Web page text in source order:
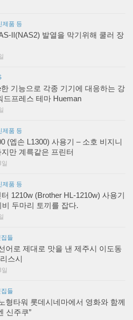
제품 등
II(NAS2) 발열을 막기위해 쿨러 장
기능으로 각종 기기에 대응하는 강
드프레스 테마 Hueman
제품 등
(엡손 L1300) 사용기 – 소호 비지니
만 계륵같은 프린터
제품 등
1210w (Brother HL-1210w) 사용기
두마리 토끼를 잡다.
들
어로 제대로 맛을 낸 제주시 이도동
스시
들
형타워 롯데시네마에서 영화와 함께
신주쿠”